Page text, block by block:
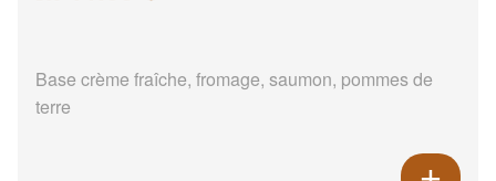
Base crème fraîche, fromage, saumon, pommes de
terre